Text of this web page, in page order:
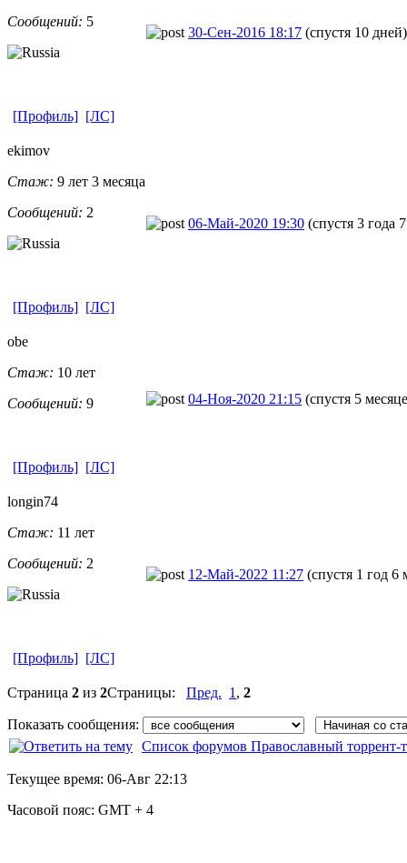
Сообщений: 5
30-Сен-2016 18:17 (спустя 10 дней)
[Профиль] [ЛС]
ekimov
Стаж: 9 лет 3 месяца
Сообщений: 2
06-Май-2020 19:30 (спустя 3 года
[Профиль] [ЛС]
obe
Стаж: 10 лет
Сообщений: 9 04-Ноя-2020 21:15 (спустя 5
[Профиль] [ЛС]
longin74
Стаж: 11 лет
Сообщений: 2
12-Май-2022 11:27 (спустя 1 год 6
[Профиль] [ЛС]
Страница 2 из 2Страницы: Пред. 1 , 2
Показать сообщения:
Список форумов Православный торрент-
Текущее время: 06-Авг 22:13
Часовой пояс: GMT + 4